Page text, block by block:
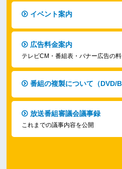
イベント案内
広告料金案内
テレビCM・番組表・バナー広告の
番組の複製について（DVD/
放送番組審議会議事録
これまでの議事内容を公開